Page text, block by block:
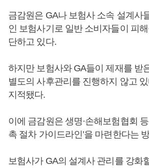
금감원은 GA나 보험사 소속 설계사
인 보험사기로 일반 소비자들이 피
단하고 있다.
하지만 보험사와 GA들이 제재를 받
별도의 사후관리를 진행하지 않고
지적됐다.
이에 금감원은 생명·손해보험협회
촉 절차 가이드라인’을 마련한다는
보험사가 GA의 설계사 관리를 강화